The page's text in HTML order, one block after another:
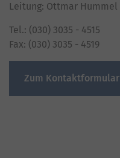
Leitung: Ottmar Hummel
Tel.: (030) 3035 - 4515
Fax: (030) 3035 - 4519
Zum Kontaktformular